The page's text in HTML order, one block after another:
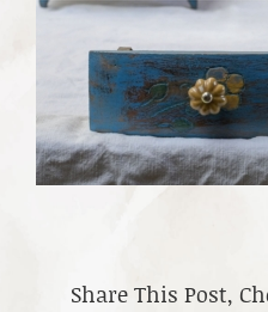
Share This Post,